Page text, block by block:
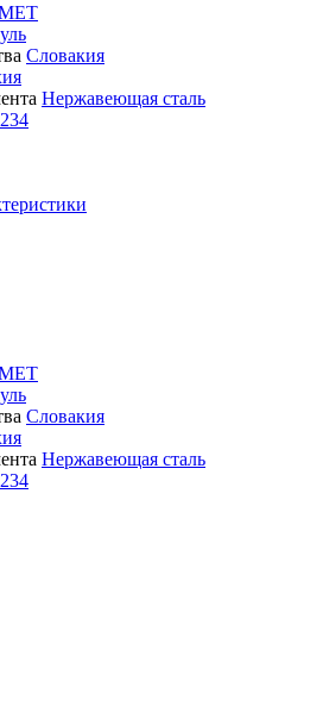
Словакия
Нержавеющая сталь
Словакия
Нержавеющая сталь